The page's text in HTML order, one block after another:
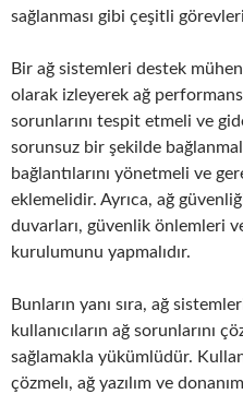
sağlanması gibi çeşitli
Bir ağ sistemleri destek
olarak izleyerek ağ
sorunlarını tespit etmeli ve
sorunsuz bir şekilde
bağlantılarını yönetmeli ve
eklemelidir. Ayrıca, ağ
duvarları, güvenlik önlemleri
kurulumunu yapmalıdır.
Bunların yanı sıra, ağ
kullanıcıların ağ sorunlarını
sağlamakla yükümlüdür.
çözmelı, ağ yazılım ve